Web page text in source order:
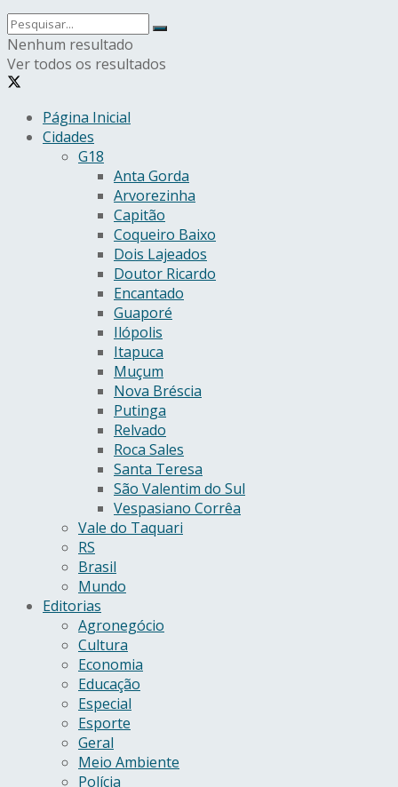
Nenhum resultado
Ver todos os resultados
Página Inicial
Cidades
G18
Anta Gorda
Arvorezinha
Capitão
Coqueiro Baixo
Dois Lajeados
Doutor Ricardo
Encantado
Guaporé
Ilópolis
Itapuca
Muçum
Nova Bréscia
Putinga
Relvado
Roca Sales
Santa Teresa
São Valentim do Sul
Vespasiano Corrêa
Vale do Taquari
RS
Brasil
Mundo
Editorias
Agronegócio
Cultura
Economia
Educação
Especial
Esporte
Geral
Meio Ambiente
Polícia